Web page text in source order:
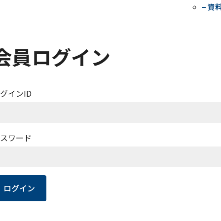
– 資
員ログイン
インID
ワード
ログイン